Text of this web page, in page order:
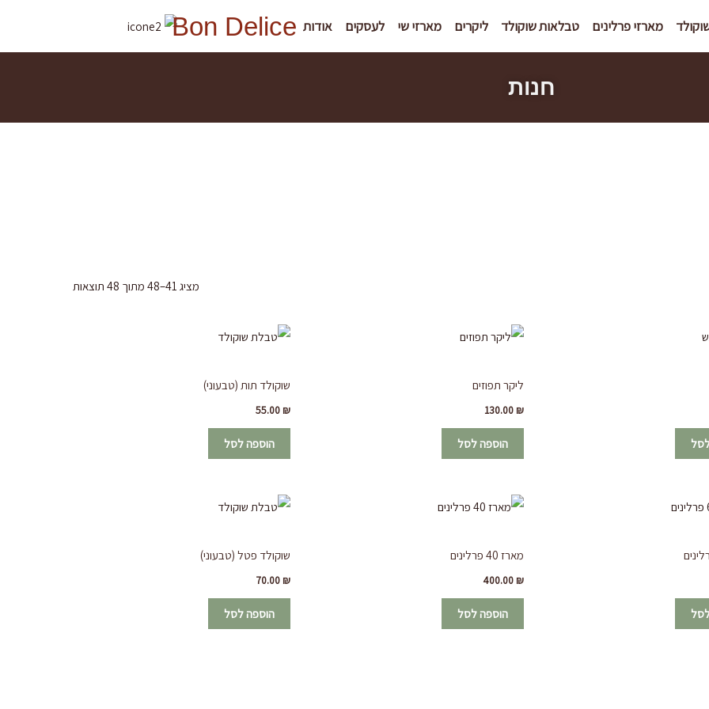
Bon Delice מארזי פרלינים טבלאות שוקולד ליקרים מארזי שי לעסקים אודות
חנות
מציג 41–48 מתוך 48 תוצאות
ביותר
ליקר תפוזים
130.00 ₪
הוספה לסל
שוקולד תות (טבעוני)
55.00 ₪
הוספה לסל
מארז 40 פרלינים
400.00 ₪
הוספה לסל
שוקולד פטל (טבעוני)
70.00 ₪
הוספה לסל